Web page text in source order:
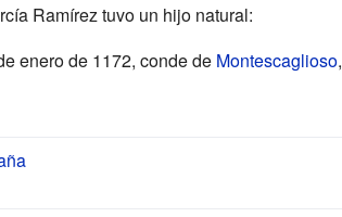
Ramírez tuvo un hijo natural:
enero de 1172, conde de Montescaglioso,